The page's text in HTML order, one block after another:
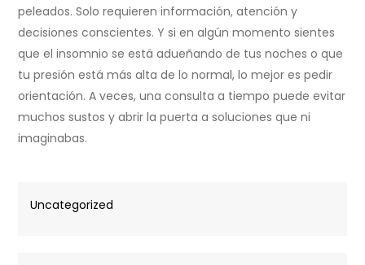
peleados. Solo requieren información, atención y
decisiones conscientes. Y si en algún momento sientes
que el insomnio se está adueñando de tus noches o que
tu presión está más alta de lo normal, lo mejor es pedir
orientación. A veces, una consulta a tiempo puede evitar
muchos sustos y abrir la puerta a soluciones que ni
imaginabas.
Uncategorized